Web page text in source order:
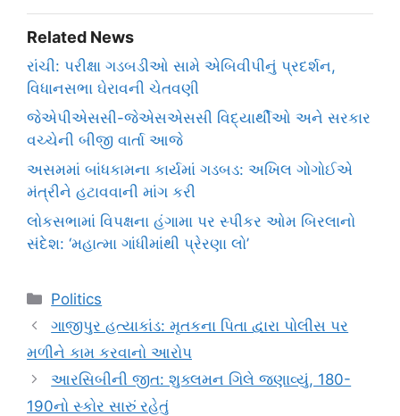
Related News
રાંચી: પરીક્ષા ગડબડીઓ સામે એબિવીપીનું પ્રદર્શન,
વિધાનસભા ઘેરાવની ચેતવણી
જેએપીએસસી-જેએસએસસી વિદ્યાર્થીઓ અને સરકાર
વચ્ચેની બીજી વાર્તા આજે
અસમમાં બાંધકામના કાર્યમાં ગડબડ: અખિલ ગોગોઈએ
મંત્રીને હટાવવાની માંગ કરી
લોકસભામાં વિપક્ષના હંગામા પર સ્પીકર ઓમ બિરલાનો
સંદેશ: ‘મહાત્મા ગાંધીમાંથી પ્રેરણા લો’
Categories
Politics
ગાજીપુર હત્યાકાંડ: મૃતકના પિતા દ્વારા પોલીસ પર
મળીને કામ કરવાનો આરોપ
આરસિબીની જીત: શુક્લમન ગિલે જણાવ્યું, 180-
190નો સ્કોર સારું રહેતું